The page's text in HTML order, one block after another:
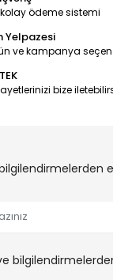
ödeme sistemi
Yelpazesi
ve kampanya
bize